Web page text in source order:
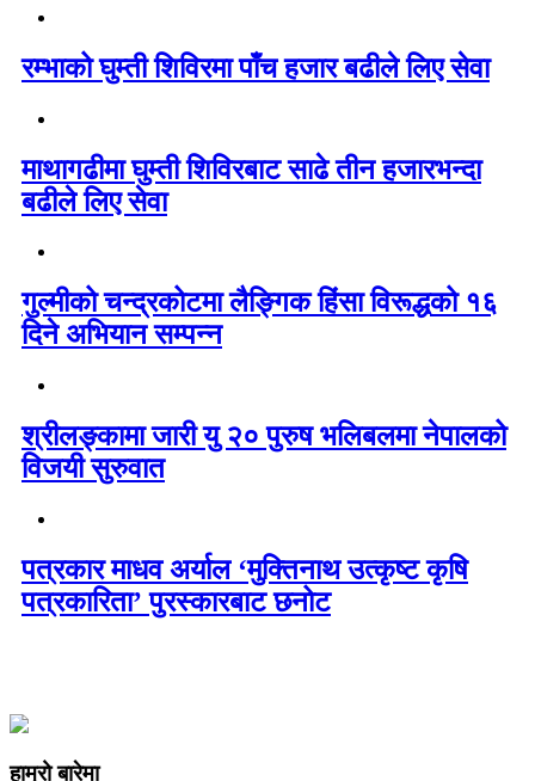
रम्भाको घुम्ती शिविरमा पाँच हजार बढीले लिए सेवा
माथागढीमा घुम्ती शिविरबाट साढे तीन हजारभन्दा
बढीले लिए सेवा
गुल्मीको चन्द्रकोटमा लैङ्गिक हिंसा विरूद्धको १६
दिने अभियान सम्पन्न
श्रीलङ्कामा जारी यु २० पुरुष भलिबलमा नेपालको
विजयी सुरुवात
पत्रकार माधव अर्याल ‘मुक्तिनाथ उत्कृष्ट कृषि
पत्रकारिता’ पुरस्कारबाट छनोट
हाम्रो बारेमा